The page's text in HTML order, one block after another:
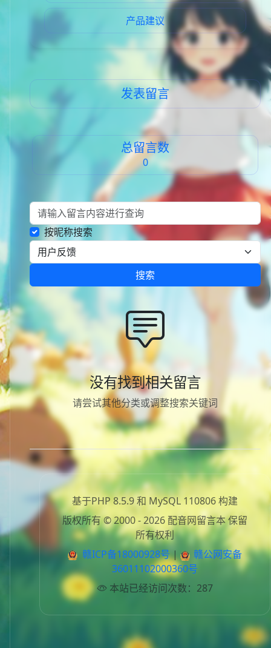
产品建议
发表留言
总留言数
0
按昵称搜索
搜索
没有找到相关留言
请尝试其他分类或调整搜索关键词
基于PHP 8.5.9 和 MySQL 110806 构建
版权所有 © 2000 - 2026 配音网留言本 保留
所有权利
赣ICP备18000928号|
赣公网安备
36011102000360号
本站已经访问次数：287